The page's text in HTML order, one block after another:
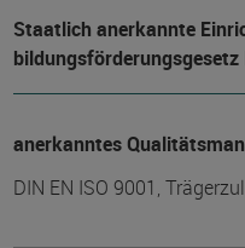
Staatlich anerkannte
anerkanntes
DIN EN ISO 9001,